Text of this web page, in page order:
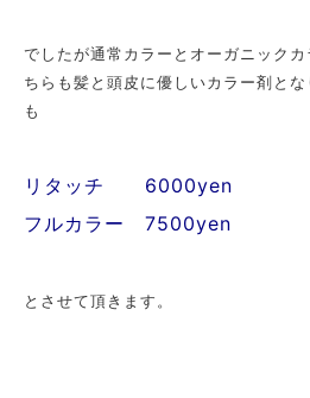
でしたが通常カラーとオーガニック
ちらも髪と頭皮に優しいカラー剤と
も
リタッチ 6000yen
フルカラー 7500yen
とさせて頂きます。